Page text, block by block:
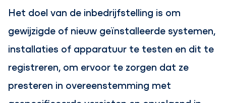
Het doel van de inbedrijfstelling is om
gewijzigde of nieuw geïnstalleerde systemen,
installaties of apparatuur te testen en dit te
registreren, om ervoor te zorgen dat ze
presteren in overeenstemming met